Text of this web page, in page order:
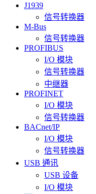
J1939
信号转换器
M-Bus
信号转换器
PROFIBUS
I/O 模块
信号转换器
中继器
PROFINET
I/O 模块
信号转换器
BACnet/IP
I/O 模块
信号转换器
USB 通讯
USB 设备
I/O 模块